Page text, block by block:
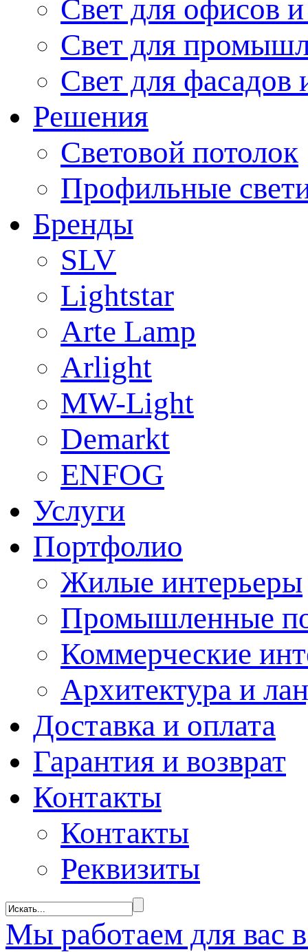
Свет для офисов
Свет для
Свет для фасадов
Решения
Световой потолок
Профильные
Бренды
SLV
Lightstar
Arte Lamp
Arlight
MW-Light
Demarkt
ENFOG
Услуги
Портфолио
Жилые интерьеры
Промышленные
Коммерческие
Архитектура и
Доставка и оплата
Гарантия и возврат
Контакты
Контакты
Реквизиты
Мы работаем для вас